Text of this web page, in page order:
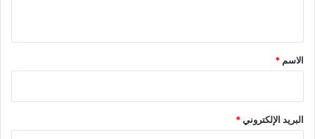
*
الاسم *
البريد الإلكتروني*